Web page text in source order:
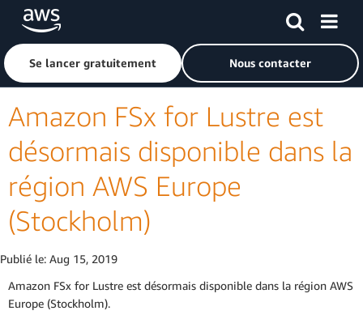
Passer au contenu principal
Cliquer ici pour revenir à la page d'accueil d'Amazon Web
Se lancer gratuitement Nous contacter
Amazon FSx for Lustre est
désormais disponible dans la
région AWS Europe
(Stockholm)
Publié le: Aug 15, 2019
Amazon FSx for Lustre est désormais disponible dans la région AWS
Europe (Stockholm).